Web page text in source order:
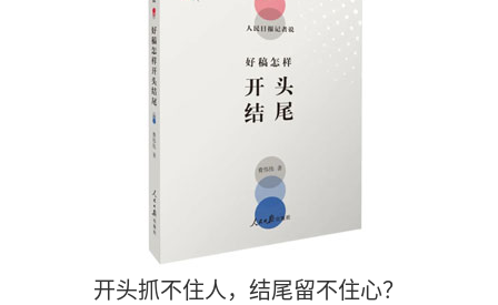
开头抓不住人，结尾留不住心？